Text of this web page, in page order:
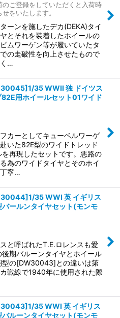
ご登録をしていただくと入荷時
をいたします。
ーンを施したデカ(DEKA)タイ
とそれを装着したホイールの
ムワーゲン等が履いていたタ
の走破性を向上させたもので
…
35 WWII 独 ドイツス
用ホイールセット01ワイド
カーとしてキューベルワーゲ
いた82E型のワイドトレッド
再現したセットです。悪路の
為のワイドタイヤとそのホイ
寧…
35 WWI 英 イギリス
バールンタイヤセット(モンモ
と呼ばれたT.E.ロレンスも愛
後期バルーンタイヤとホイール
型の[DW30043]との違いは第
戦線で1940年に使用された際
35 WWI 英 イギリス
バルーンタイヤセット(モンモ